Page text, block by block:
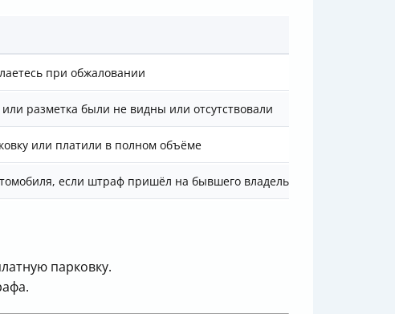
при обжаловании
разметка были не видны или отсутствовали
или платили в полном объёме
если штраф пришёл на бывшего владельца
парковку.